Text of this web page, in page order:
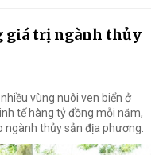
giá trị ngành thủy
vùng nuôi ven biển ở
tế hàng tỷ đồng mỗi năm,
thủy sản địa phương.